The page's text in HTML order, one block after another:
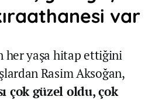
var
her yaşa hitap ettiğini
Rasim Aksoğan,
çok güzel oldu, çok